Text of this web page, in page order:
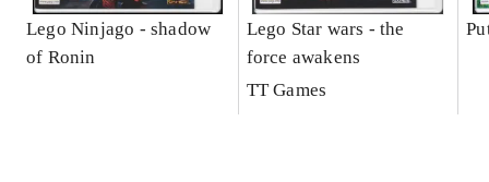
Lego Ninjago - shadow
of Ronin
Lego Star wars - the
force awakens
TT Games